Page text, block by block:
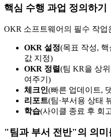
핵심 수행 과업 정의하기
OKR 소프트웨어의 필수 작업
OKR 설정(목표 작성, 핵
값 지정)
OKR 정렬(팀 KR을 상
여주기)
체크인(빠른 업데이트,
리포트(팀·부서용 상태
학습(사이클 종료 후 회
"팀과 부서 전반"의 의미